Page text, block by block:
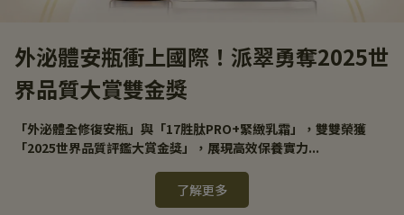
外泌體安瓶衝上國際！派翠勇奪2025世
界品質大賞雙金獎
「外泌體全修復安瓶」與「17胜肽PRO+緊緻乳霜」，雙雙榮獲
「2025世界品質評鑑大賞金獎」，展現高效保養實力...
了解更多